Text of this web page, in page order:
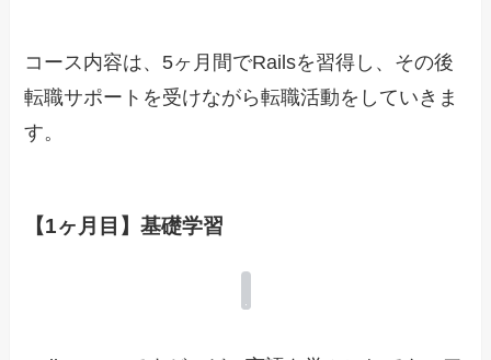
コース内容は、5ヶ月間でRailsを習得し、その後
転職サポートを受けながら転職活動をしていきま
す。
【1ヶ月目】基礎学習